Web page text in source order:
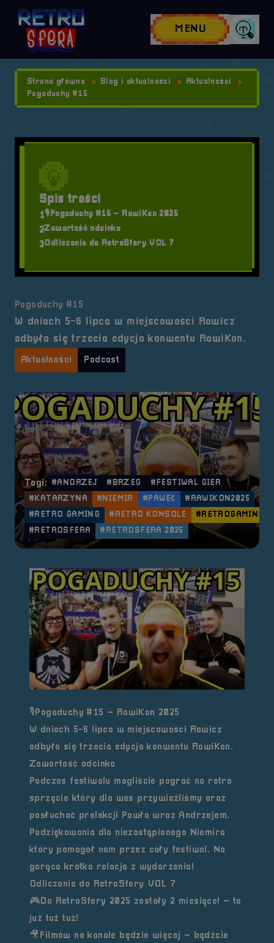
Przejdź do nawigacji
Przejdź do treści
Przejdź do stopki
MENU
Strona główna Blog i aktualności
Aktualności
Pogaduchy #15
Pogaduchy #15
W dniach 5-6 lipca w miejscowości Rawicz
odbyła się trzecia edycja konwentu RawiKon.
Aktualności Podcast
Tagi: #ANDRZEJ #BRZEG
#FESTIWAL GIER
#KATARZYNA
#NIEMIR #PAWEŁ
#RAWIKON2025
#RETRO GAMING
#RETRO KONSOLE
#RETROGAMING
#RETROSFERA
#RETROSFERA 2025
🎙️Pogaduchy #15 – RawiKon 2025
W dniach 5-6 lipca w miejscowości Rawicz
odbyła się trzecia edycja konwentu RawiKon.
Zawartość odcinka
Podczas festiwalu mogliście pograć na retro
sprzęcie który dla was przywieźliśmy oraz
posłuchać prelekcji Pawła wraz Andrzejem.
Podziękowania dla niezastąpionego Niemira
który pomagał nam przez cały festiwal. Na
gorąco krótka relacja z wydarzenia!
Odliczanie do RetroSfery VOL 7
🎮Do RetroSfery 2025 zostały 2 miesiące! – to
już tuż tuż!
🎥Filmów na kanale będzie więcej – bądźcie
Spis treści
1🎙️Pogaduchy #15 – RawiKon 2025
2Zawartość odcinka
3Odliczanie do RetroSfery VOL 7